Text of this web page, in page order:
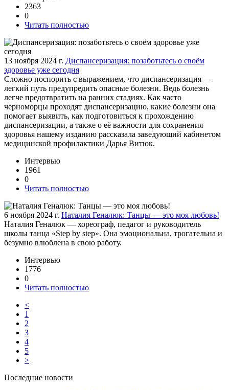
2363
0
Читать полностью
13 ноября 2024 г. Диспансеризация: позаботьтесь о своём
здоровье уже сегодня
Сложно поспорить с выражением, что диспансеризация —
легкий путь предупредить опасные болезни. Ведь болезнь
легче предотвратить на ранних стадиях. Как часто
черноморцы проходят диспансеризацию, какие болезни она
помогает выявить, как подготовиться к прохождению
диспансеризации, а также о её важности для сохранения
здоровья нашему изданию рассказала заведующий кабинетом
медицинской профилактики Дарья Витюк.
Интервью
1961
0
Читать полностью
6 ноября 2024 г. Наталия Геналюк: Танцы — это моя любовь!
Наталия Геналюк — хореограф, педагог и руководитель
школы танца «Step by step». Она эмоциональна, трогательна и
безумно влюблена в свою работу.
Интервью
1776
0
Читать полностью
<
1
2
3
4
5
>
Последние новости